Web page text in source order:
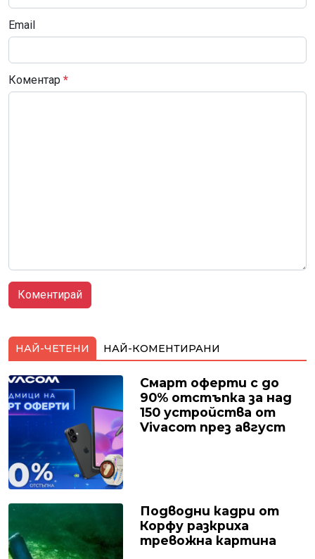
Email
Коментар *
НАЙ-ЧЕТЕНИ НАЙ-КОМЕНТИРАНИ
Смарт оферти с до
90% отстъпка за над
150 устройства от
Vivacom през август
Подводни кадри от
Корфу разкриха
тревожна картина